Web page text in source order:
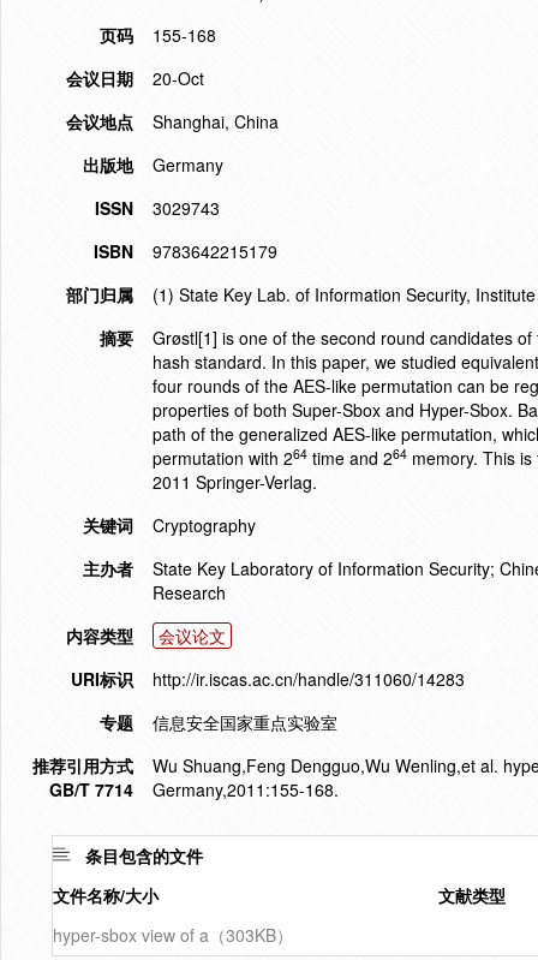
页码
155-168
会议日期
20-Oct
会议地点
Shanghai, China
出版地
Germany
ISSN
3029743
ISBN
9783642215179
部门归属
(1) State Key Lab. of Information Security,
摘要
Grøstl[1] is one of the second round candidates
hash standard. In this paper, we studied
four rounds of the AES-like permutation can be
properties of both Super-Sbox and Hyper-Sbox.
path of the generalized AES-like permutation,
permutation with 264 time and 264 memory. This
2011 Springer-Verlag.
关键词
Cryptography
主办者
State Key Laboratory of Information Security;
Research
内容类型
会议论文
URI标识
http://ir.iscas.ac.cn/handle/311060/14283
专题
信息安全国家重点实验室
推荐引用方式
GB/T 7714
Wu Shuang,Feng Dengguo,Wu Wenling,et al.
Germany,2011:155-168.
条目包含的文件
文件名称/大小
文献类型
hyper-sbox view of a（303KB）